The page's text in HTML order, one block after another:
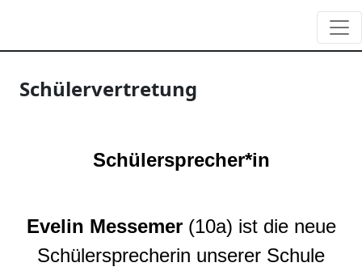
Schülervertretung
Schülersprecher*in
Evelin Messemer (10a) ist die neue
Schülersprecherin unserer Schule